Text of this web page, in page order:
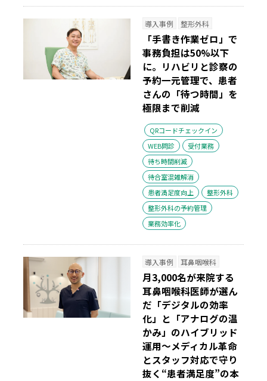
導入事例 整形外科
「手書き作業ゼロ」で
事務負担は50%以下
に。リハビリと診察の
予約一元管理で、患者
さんの「待つ時間」を
極限まで削減
QRコードチェックイン
WEB問診
受付業務
待ち時間削減
待合室混雑解消
患者満足度向上
整形外科
整形外科の予約管理
業務効率化
導入事例 耳鼻咽喉科
月3,000名が来院する
耳鼻咽喉科医師が選ん
だ「デジタルの効率
化」と「アナログの温
かみ」のハイブリッド
運用～メディカル革命
とスタッフ対応で守り
抜く“患者満足度”の本